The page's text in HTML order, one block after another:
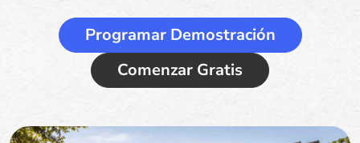
Programar Demostración
Comenzar Gratis